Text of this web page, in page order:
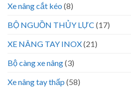
Xe nâng cắt kéo (8)
BỘ NGUỒN THỦY LỰC (17)
XE NÂNG TAY INOX(21)
Bộ càng xe nâng(3)
Xe nâng tay thấp (58)